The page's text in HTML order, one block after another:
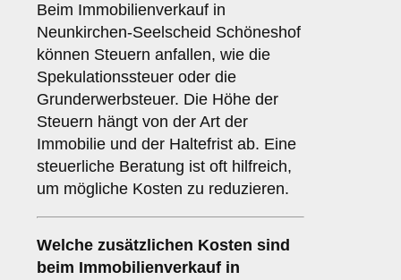
Beim Immobilienverkauf in
Neunkirchen-Seelscheid Schöneshof
können Steuern anfallen, wie die
Spekulationssteuer oder die
Grunderwerbsteuer. Die Höhe der
Steuern hängt von der Art der
Immobilie und der Haltefrist ab. Eine
steuerliche Beratung ist oft hilfreich,
um mögliche Kosten zu reduzieren.
Welche zusätzlichen Kosten sind
beim Immobilienverkauf in